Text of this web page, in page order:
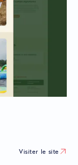
Visiter le site